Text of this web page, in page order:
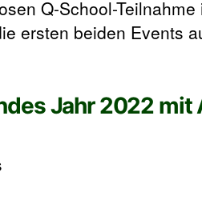
Q-School-
ersten beiden Events
Jahr 2022 mit